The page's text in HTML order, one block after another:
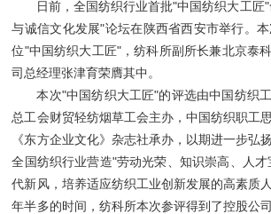
日前，全国纺织行业首批"中国纺织大工匠
与诚信文化发展"论坛在陕西省西安市举行。
位"中国纺织大工匠"，纺科所副所长兼北京泰
司总经理张津育荣膺其中。
本次"中国纺织大工匠"的评选由中国纺织
总工会财贸轻纺烟草工会主办，中国纺织职工
《东方企业文化》杂志社承办，以期进一步弘
全国纺织行业营造"劳动光荣、知识崇高、人
代新风，培养适应纺织工业创新发展的高素质
年半多的时间，纺科所本次参评得到了控股公